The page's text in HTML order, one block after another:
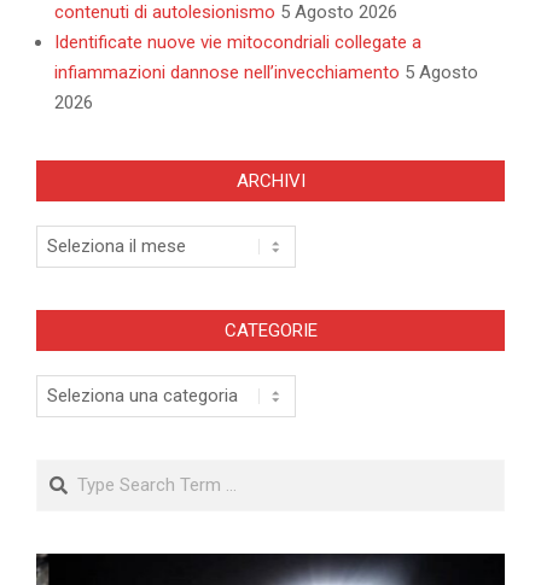
contenuti di autolesionismo 5 Agosto 2026
Identificate nuove vie mitocondriali collegate a
infiammazioni dannose nell’invecchiamento 5 Agosto
2026
ARCHIVI
Archivi
CATEGORIE
Categorie
Search